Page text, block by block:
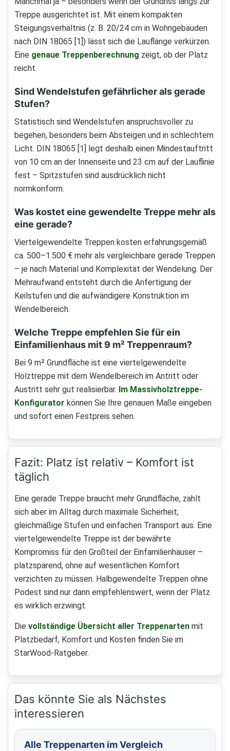
Treppe ausgerichtet ist. Mit einem kompakten
Steigungsverhältnis (z. B. 20/24 cm in Wohngebäuden
nach DIN 18065 [1]) lässt sich die Lauflänge verkürzen.
Eine genaue Treppenberechnung zeigt, ob der Platz
reicht.
Sind Wendelstufen gefährlicher als gerade
Stufen?
Statistisch sind Wendelstufen anspruchsvoller zu
begehen, besonders beim Absteigen und in schlechtem
Licht. DIN 18065 [1] legt deshalb einen Mindestauftritt
von 10 cm an der Innenseite und 23 cm auf der Lauflinie
fest – Spitzstufen sind ausdrücklich nicht
normkonform.
Was kostet eine gewendelte Treppe mehr als
eine gerade?
Viertelgewendelte Treppen kosten erfahrungsgemäß
ca. 500–1.500 € mehr als vergleichbare gerade Treppen
– je nach Material und Komplexität der Wendelung. Der
Mehraufwand entsteht durch die Anfertigung der
Keilstufen und die aufwändigere Konstruktion im
Wendelbereich.
Welche Treppe empfehlen Sie für ein
Einfamilienhaus mit 9 m² Treppenraum?
Bei 9 m² Grundfläche ist eine viertelgewendelte
Holztreppe mit dem Wendelbereich im Antritt oder
Austritt sehr gut realisierbar. Im Massivholztreppe-
Konfigurator können Sie Ihre genauen Maße eingeben
und sofort einen Festpreis sehen.
Fazit: Platz ist relativ – Komfort ist
täglich
Eine gerade Treppe braucht mehr Grundfläche, zahlt
sich aber im Alltag durch maximale Sicherheit,
gleichmäßige Stufen und einfachen Transport aus. Eine
viertelgewendelte Treppe ist der bewährte
Kompromiss für den Großteil der Einfamilienhäuser –
platzsparend, ohne auf wesentlichen Komfort
verzichten zu müssen. Halbgewendelte Treppen ohne
Podest sind nur dann empfehlenswert, wenn der Platz
es wirklich erzwingt.
Die vollständige Übersicht aller Treppenarten mit
Platzbedarf, Komfort und Kosten finden Sie im
StarWood-Ratgeber.
Das könnte Sie als Nächstes
interessieren
Alle Treppenarten im Vergleich